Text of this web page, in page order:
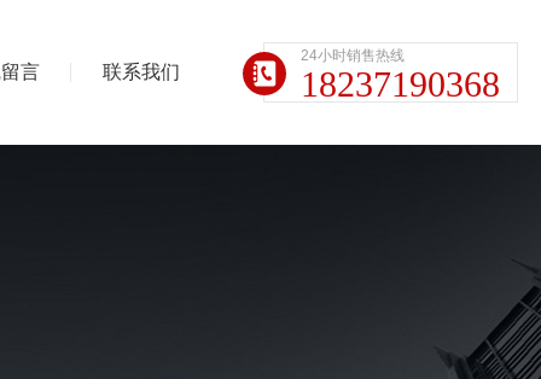
言 联系我们
24小时销售热线
18237190368